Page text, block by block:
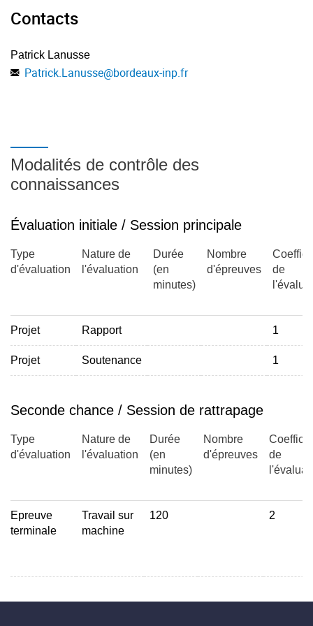
Contacts
Patrick Lanusse
Patrick.Lanusse@bordeaux-inp.fr
Modalités de contrôle des
connaissances
Évaluation initiale / Session principale
Type
d'évaluation
Nature de
l'évaluation
Durée
(en
minutes)
Nombre
d'épreuves
de
Projet Rapport 1
Projet Soutenance 1
Seconde chance / Session de rattrapage
Type
d'évaluation
Nature de
l'évaluation
Durée
(en
minutes)
Nombre
d'épreuves
de
Epreuve
terminale
Travail sur
machine
120 2